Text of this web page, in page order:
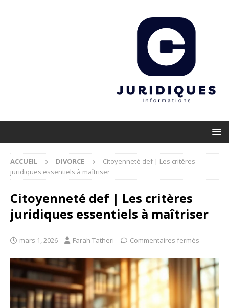
ACCUEIL DIVORCE
Citoyenneté def | Les critères
juridiques essentiels à maîtriser
Citoyenneté def | Les critères
juridiques essentiels à maîtriser
mars 1, 2026 Farah Tatheri Commentaires fermés